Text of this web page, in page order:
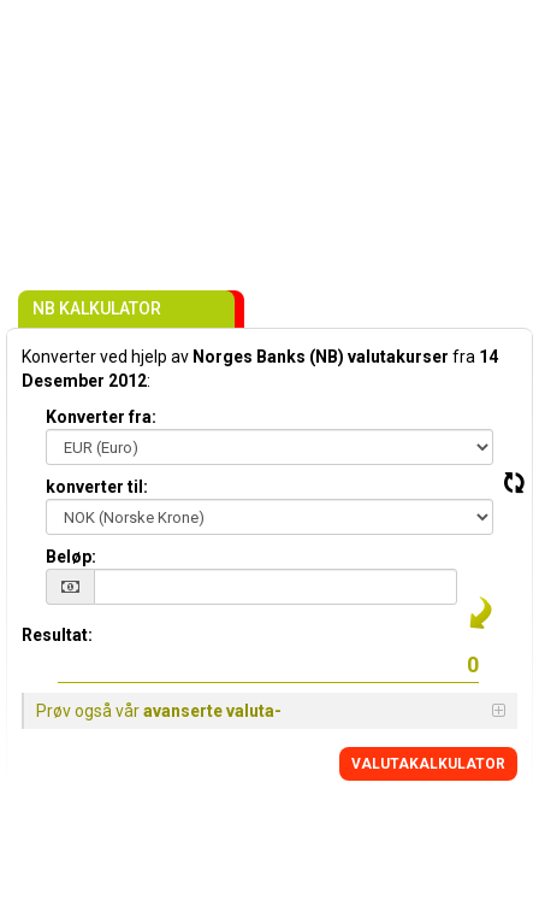
NB KALKULATOR
Konverter ved hjelp av Norges Banks (NB) valutakurser fra 14
Desember 2012:
Konverter fra:
konverter til:
Beløp:
Resultat:
Prøv også våravanserte valuta-
VALUTAKALKULATOR